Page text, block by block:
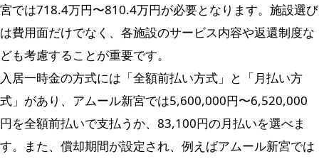
宮では718.4万円〜810.4万円が必要となります。施設選び
は費用面だけでなく、各施設のサービス内容や返還制度な
ども考慮することが重要です。
入居一時金の方式には「全額前払い方式」と「月払い方
式」があり、アムール新宮では5,600,000円〜6,520,000
円を全額前払いで支払うか、83,100円の月払いを選べま
す。また、償却期間が設定され、例えばアムール新宮では